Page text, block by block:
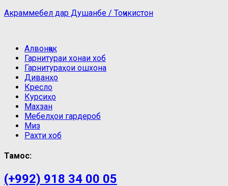
Акраммебел дар Душанбе / Тоҷикистон
Алвонҷак
Гарнитураи хонаи хоб
Гарнитураҳои ошхона
Диванҳо
Кресло
Курсиҳо
Махзан
Мебелҳои гардероб
Миз
Рахти хоб
Тамос:
(+992) 918 34 00 05